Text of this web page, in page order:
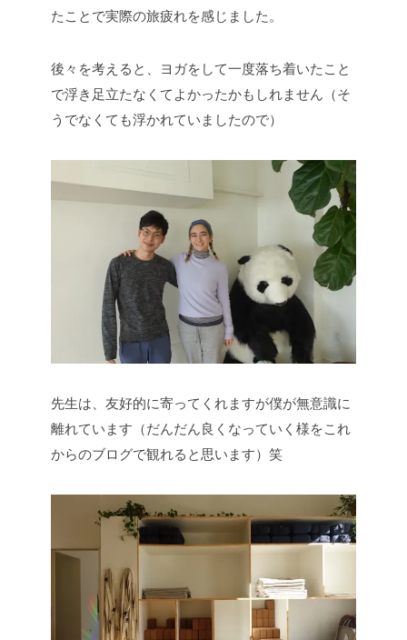
たことで実際の旅疲れを感じました。
後々を考えると、ヨガをして一度落ち着いたこと
で浮き足立たなくてよかったかもしれません（そ
うでなくても浮かれていましたので）
先生は、友好的に寄ってくれますが僕が無意識に
離れています（だんだん良くなっていく様をこれ
からのブログで観れると思います）笑